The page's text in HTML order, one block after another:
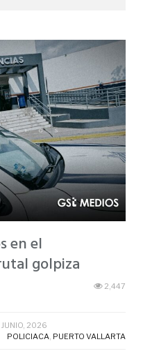
en el
golpiza
2,447
JUNIO, 2026
POLICIACA, PUERTO VALLARTA